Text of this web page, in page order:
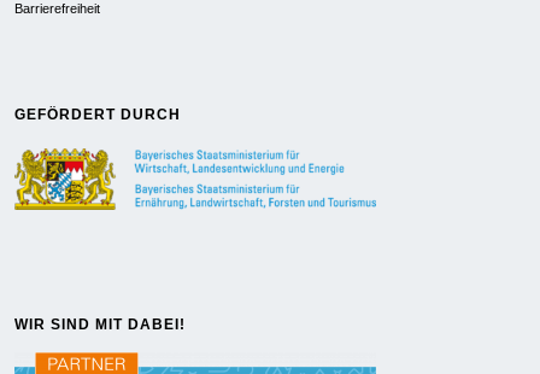
Barrierefreiheit
GEFÖRDERT DURCH
WIR SIND MIT DABEI!